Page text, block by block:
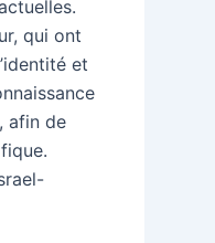
qui ont
et
afin de